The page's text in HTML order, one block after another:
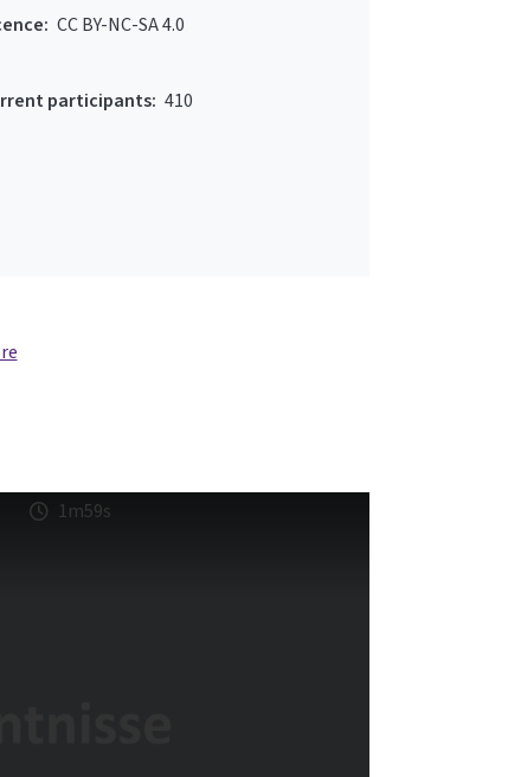
participants: 410
CC BY-NC-SA 4.0
1m59s